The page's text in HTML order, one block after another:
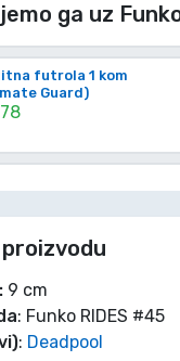
ga uz
futrola 1 kom
Guard)
9 cm
: Funko RIDES #45
: Deadpool